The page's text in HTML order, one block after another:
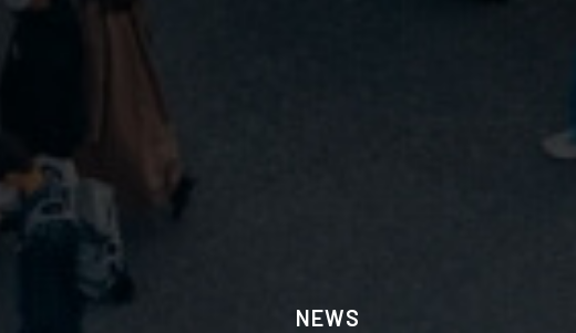
NEWS